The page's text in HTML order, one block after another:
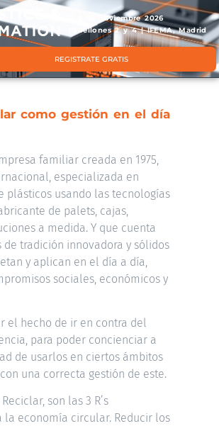
11 & 12 noviembre 2026
Pabellones 2 y 4 | IFEMA, Madrid
REGISTRATE GRATIS
como gestión en el día
familiar creada en 1975,
especializada en
plásticos usando las tecnologías
de palets, cajas,
a medida. Y que cuenta
de tradición innovadora y sólidos
y aplican en el día a día,
sociales, económicos y
el hecho de ir en contra del
para poder concienciar a
de usarlos en ciertos ámbitos
una correcta gestión de este.
son las 3 R’s
la economía circular. Reducir los